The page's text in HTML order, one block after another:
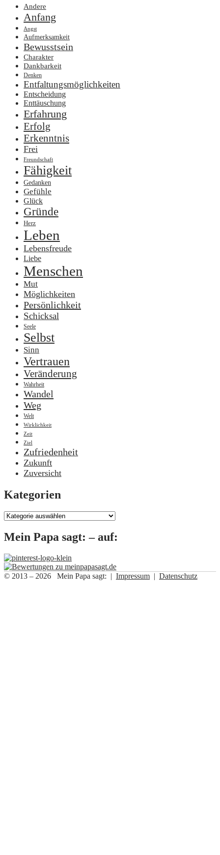
Andere
Anfang
Angst
Aufmerksamkeit
Bewusstsein
Charakter
Dankbarkeit
Denken
Entfaltungsmöglichkeiten
Entscheidung
Enttäuschung
Erfahrung
Erfolg
Erkenntnis
Frei
Freundschaft
Fähigkeit
Gedanken
Gefühle
Glück
Gründe
Herz
Leben
Lebensfreude
Liebe
Menschen
Mut
Möglichkeiten
Persönlichkeit
Schicksal
Seele
Selbst
Sinn
Vertrauen
Veränderung
Wahrheit
Wandel
Weg
Welt
Wirklichkeit
Zeit
Ziel
Zufriedenheit
Zukunft
Zuversicht
Kategorien
Kategorien
Mein Papa sagt: – auf:
© 2013 – 2026 Mein Papa sagt: | Impressum | Datenschutz